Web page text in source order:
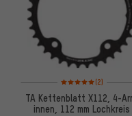
Bewertungen: 5
(2)
TA Kettenblatt X112, 4-
innen, 112 mm Lochkreis